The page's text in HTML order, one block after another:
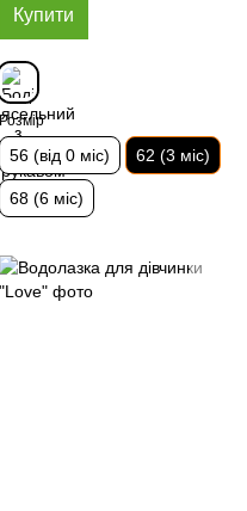
Купити
Розмір
56 (від 0 міс) 62 (3 міс)
68 (6 міс)